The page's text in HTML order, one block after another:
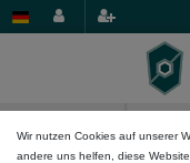
Wir nutzen Cookies auf unserer
andere uns helfen, diese